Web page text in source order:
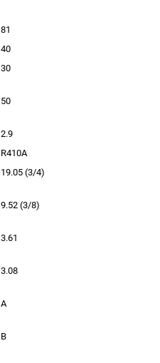
81
40
30
50
2.9
R410A
19.05 (3/4)
9.52 (3/8)
3.61
3.08
A
B